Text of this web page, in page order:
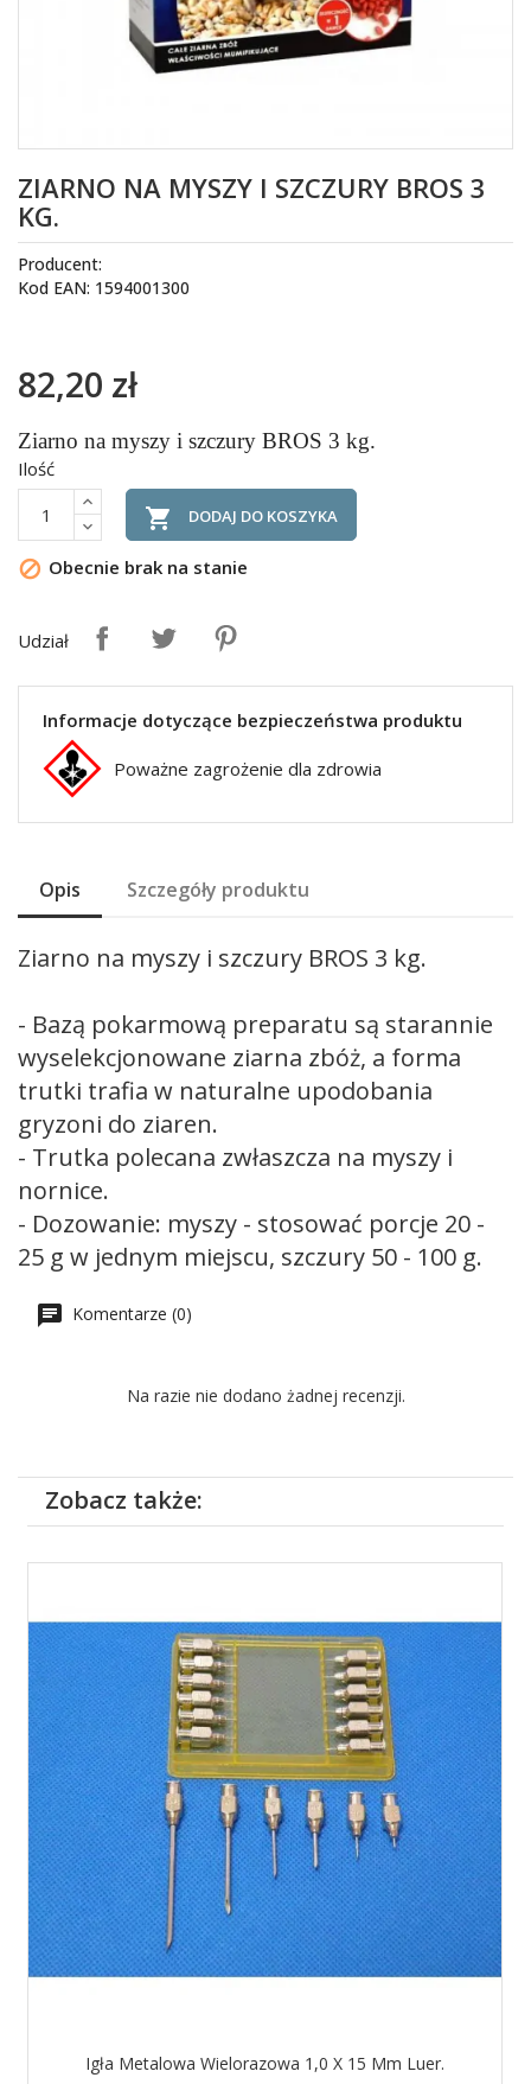
ZIARNO NA MYSZY I SZCZURY BROS 3
KG.
Producent:
Kod EAN: 1594001300
82,20 zł
Ziarno na myszy i szczury BROS 3 kg.
Ilość
 DODAJ DO KOSZYKA
 Obecnie brak na stanie
Udział
Informacje dotyczące bezpieczeństwa produktu
Poważne zagrożenie dla zdrowia
Opis Szczegóły produktu
Ziarno na myszy i szczury BROS 3 kg.
- Bazą pokarmową preparatu są starannie
wyselekcjonowane ziarna zbóż, a forma
trutki trafia w naturalne upodobania
gryzoni do ziaren.
- Trutka polecana zwłaszcza na myszy i
nornice.
- Dozowanie: myszy - stosować porcje 20 -
25 g w jednym miejscu, szczury 50 - 100 g.
Komentarze (0)
Na razie nie dodano żadnej recenzji.
Zobacz także:
Igła Metalowa Wielorazowa 1,0 X 15 Mm Luer.